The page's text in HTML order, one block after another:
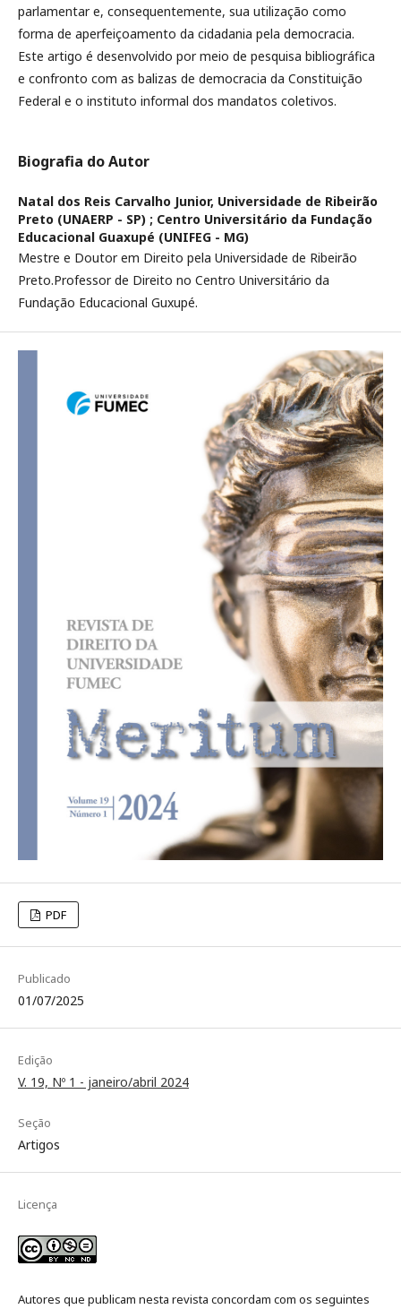
parlamentar e, consequentemente, sua utilização como
forma de aperfeiçoamento da cidadania pela democracia.
Este artigo é desenvolvido por meio de pesquisa bibliográfica
e confronto com as balizas de democracia da Constituição
Federal e o instituto informal dos mandatos coletivos.
Biografia do Autor
Natal dos Reis Carvalho Junior, Universidade de Ribeirão
Preto (UNAERP - SP) ; Centro Universitário da Fundação
Educacional Guaxupé (UNIFEG - MG)
Mestre e Doutor em Direito pela Universidade de Ribeirão
Preto.Professor de Direito no Centro Universitário da
Fundação Educacional Guxupé.
PDF
Publicado
01/07/2025
Edição
V. 19, Nº 1 - janeiro/abril 2024
Seção
Artigos
Licença
Autores que publicam nesta revista concordam com os seguintes